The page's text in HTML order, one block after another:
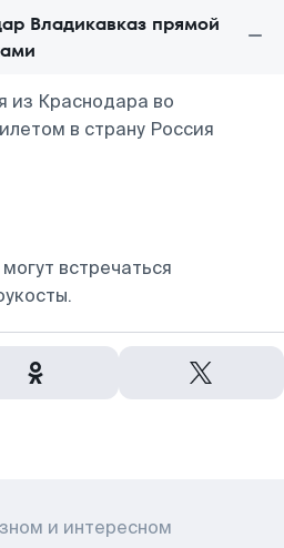
Владикавказ прямой
из Краснодара во
в страну Россия
встречаться
и интересном